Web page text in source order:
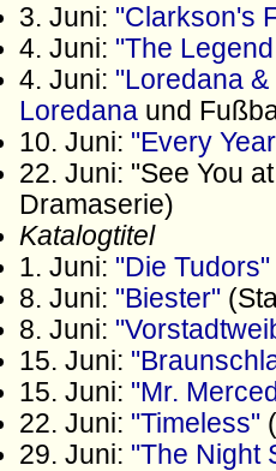
3. Juni: "Clarkson's
4. Juni: "The
4. Juni: "Loredana
Loredana und
10. Juni: "Every
22. Juni: "See You
Dramaserie)
Katalogtitel
1. Juni: "Die Tudors"
8. Juni: "Biester"
8. Juni:
15. Juni:
15. Juni: "Mr.
22. Juni: "Timeless"
29. Juni: "The Night